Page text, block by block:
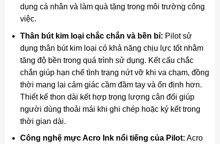
dụng cá nhân và làm quà tặng trong môi trường công
việc.
Thân bút kim loại chắc chắn và bền bỉ: Pilot sử
dụng thân bút kim loại có khả năng chịu lực tốt nhằm
tăng độ bền trong quá trình sử dụng. Kết cấu chắc
chắn giúp hạn chế tình trạng nứt vỡ khi va chạm, đồng
thời mang lại cảm giác cầm đầm tay và ổn định hơn.
Thiết kế thon dài kết hợp trọng lượng cân đối giúp
người dùng thoải mái khi ghi chép hoặc ký kết trong
thời gian dài.
Công nghệ mực Acro Ink nổi tiếng của Pilot: Acro